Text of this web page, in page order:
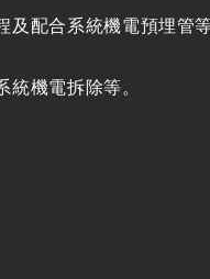
配合系統機電預埋管
機電拆除等。